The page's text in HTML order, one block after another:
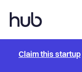
Claim this startup